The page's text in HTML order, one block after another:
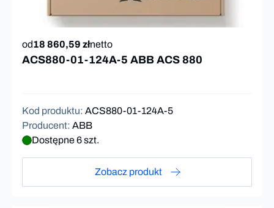
od18 860,59 złnetto
ACS880-01-124A-5 ABB ACS 880
Kod produktu: ACS880-01-124A-5
Producent: ABB
Dostępne 6 szt.
Zobacz produkt